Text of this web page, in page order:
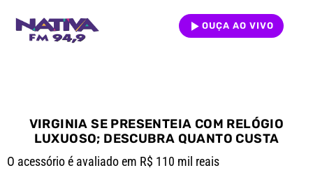
OUÇA AO VIVO
VIRGINIA SE PRESENTEIA COM RELÓGIO
LUXUOSO; DESCUBRA QUANTO CUSTA
O acessório é avaliado em R$ 110 mil reais